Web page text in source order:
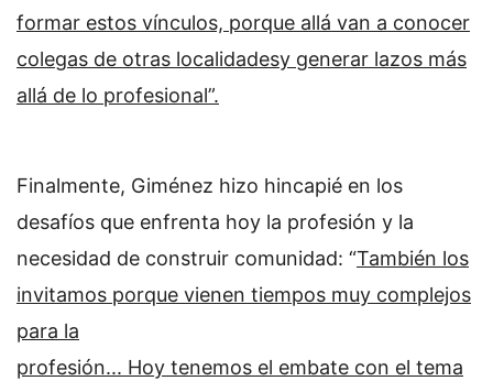
formar estos vínculos, porque allá van a conocer
colegas de otras localidadesy generar lazos más
allá de lo profesional”.
Finalmente, Giménez hizo hincapié en los
desafíos que enfrenta hoy la profesión y la
necesidad de construir comunidad: “También los
invitamos porque vienen tiempos muy complejos
para la
profesión... Hoy tenemos el embate con el tema